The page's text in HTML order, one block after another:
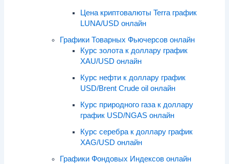
Цена криптовалюты Terra график
LUNA/USD онлайн
Графики Товарных Фьючерсов онлайн
Курс золота к доллару график
XAU/USD онлайн
Курс нефти к доллару график
USD/Brent Crude oil онлайн
Курс природного газа к доллару
график USD/NGAS онлайн
Курс серебра к доллару график
XAG/USD онлайн
Графики Фондовых Индексов онлайн